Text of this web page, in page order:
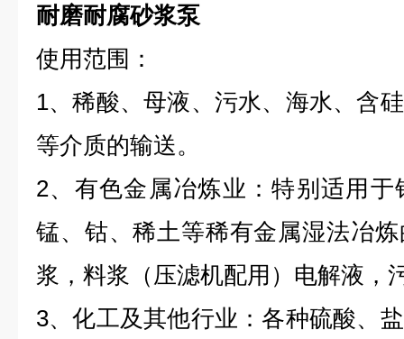
耐磨耐腐砂浆泵
使用范围：
1、稀酸、母液、污水、海水、含
等介质的输送。
2、有色金属冶炼业：特别适用
锰、钴、稀土等稀有金属湿法冶
浆，料浆（压滤机配用）电解液，
3、化工及其他行业：各种硫酸、